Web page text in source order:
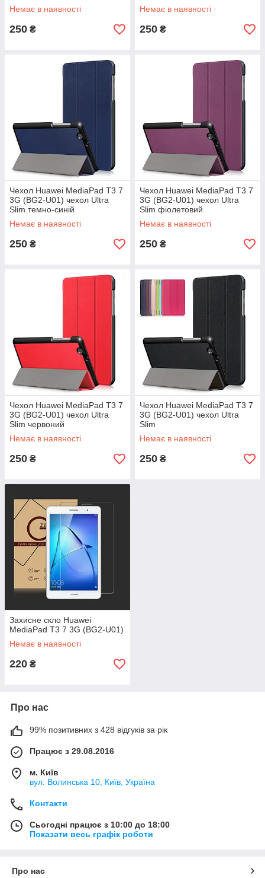
Немає в наявності
250 ₴
Немає в наявності
250 ₴
Чехол Huawei MediaPad T3 7
3G (BG2-U01) чехол Ultra
Slim темно-синій
Немає в наявності
250 ₴
Чехол Huawei MediaPad T3 7
3G (BG2-U01) чехол Ultra
Slim фіолетовий
Немає в наявності
250 ₴
Чехол Huawei MediaPad T3 7
3G (BG2-U01) чехол Ultra
Slim червоний
Немає в наявності
250 ₴
Чехол Huawei MediaPad T3 7
3G (BG2-U01) чехол Ultra
Slim
Немає в наявності
250 ₴
Захисне скло Huawei
MediaPad T3 7 3G (BG2-U01)
Немає в наявності
220 ₴
Про нас
99% позитивних з 428 відгуків за рік
Працює з 29.08.2016
м. Київ
вул. Волинська 10, Київ, Україна
Контакти
Сьогодні працює з 10:00 до 18:00
Показати весь графік роботи
Про нас